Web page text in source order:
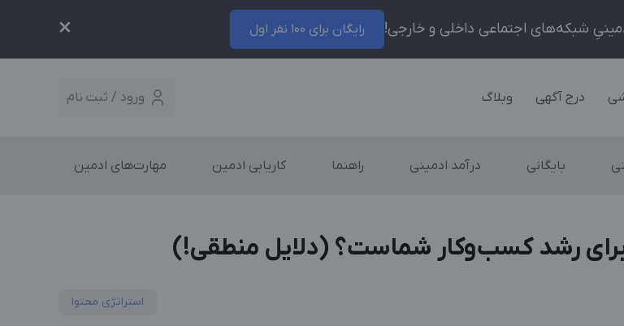
رایگان برای 100 نفر اول ×
درج آگهی وبلاگ ورود / ثبت نام
بایگانی درآمد ادمینی راهنما کاریابی ادمین مهارت‌های ادمین
برای رشد کسب‌وکار شماست؟ (دلایل منطقی!)
استراتژی محتوا